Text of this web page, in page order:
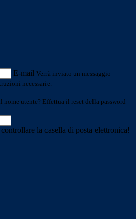
E-mail Verrà inviato un messaggio
necessarie.
nome utente? Effettua il reset della password
la casella di posta elettronica!